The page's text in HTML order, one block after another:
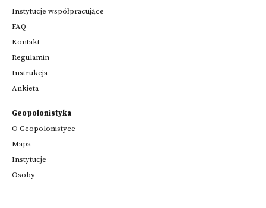
Instytucje współpracujące
FAQ
Kontakt
Regulamin
Instrukcja
Ankieta
Geopolonistyka
O Geopolonistyce
Mapa
Instytucje
Osoby